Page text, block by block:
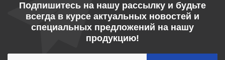
Подпишитесь на нашу рассылку и будьте
всегда в курсе актуальных новостей и
специальных предложений на нашу
продукцию!